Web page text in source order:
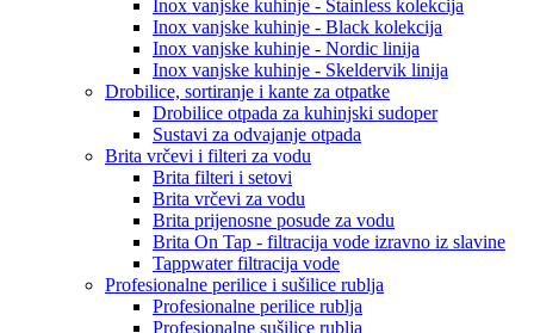
Inox vanjske kuhinje - Stainless kolekcija
Inox vanjske kuhinje - Black kolekcija
Inox vanjske kuhinje - Nordic linija
Inox vanjske kuhinje - Skeldervik linija
Drobilice, sortiranje i kante za otpatke
Drobilice otpada za kuhinjski sudoper
Sustavi za odvajanje otpada
Brita vrčevi i filteri za vodu
Brita filteri i setovi
Brita vrčevi za vodu
Brita prijenosne posude za vodu
Brita On Tap - filtracija vode izravno iz slavine
Tappwater filtracija vode
Profesionalne perilice i sušilice rublja
Profesionalne perilice rublja
Profesionalne sušilice rublja